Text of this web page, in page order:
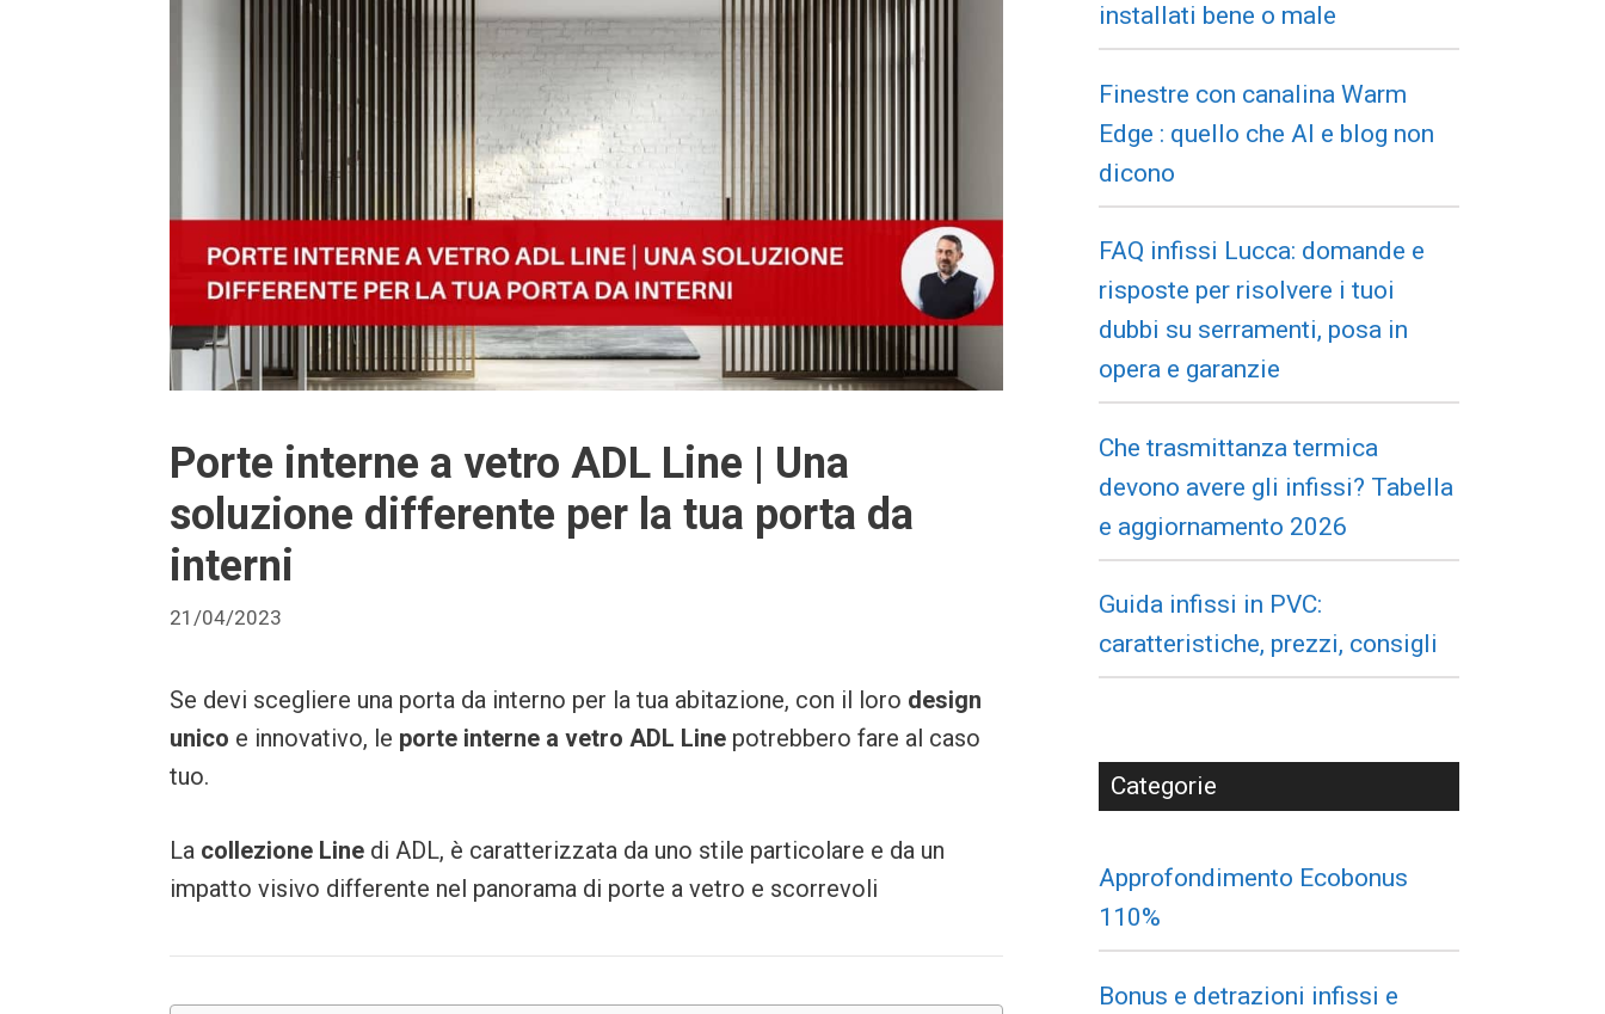
Porte interne a vetro ADL Line | Una
soluzione differente per la tua porta da
interni
21/04/2023
Se devi scegliere una porta da interno per la tua abitazione, con il loro design
unico e innovativo, le porte interne a vetro ADL Line potrebbero fare al caso
tuo.
La collezione Line di ADL, è caratterizzata da uno stile particolare e da un
impatto visivo differente nel panorama di porte a vetro e scorrevoli
installati bene o male
Finestre con canalina Warm
Edge : quello che AI e blog non
dicono
FAQ infissi Lucca: domande e
risposte per risolvere i tuoi
dubbi su serramenti, posa in
opera e garanzie
Che trasmittanza termica
devono avere gli infissi? Tabella
e aggiornamento 2026
Guida infissi in PVC:
caratteristiche, prezzi, consigli
Categorie
Approfondimento Ecobonus
110%
Bonus e detrazioni infissi e